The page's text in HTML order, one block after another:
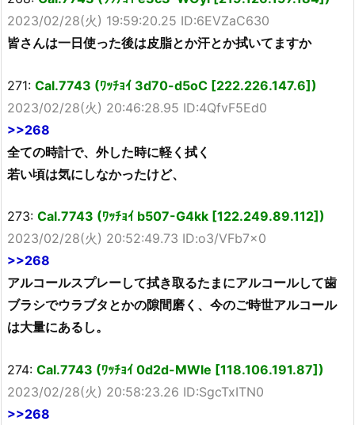
2023/02/28(火) 19:59:20.25 ID:6EVZaC630
皆さんは一日使った後は皮脂とか汗とか拭いてますか
271: Cal.7743 (ﾜｯﾁｮｲ 3d70-d5oC [222.226.147.6])
2023/02/28(火) 20:46:28.95 ID:4QfvF5Ed0
>>268
全ての時計で、外した時に軽く拭く
若い頃は気にしなかったけど、
273: Cal.7743 (ﾜｯﾁｮｲ b507-G4kk [122.249.89.112])
2023/02/28(火) 20:52:49.73 ID:o3/VFb7x0
>>268
アルコールスプレーして拭き取るたまにアルコールして歯
ブラシでウラブタとかの隙間磨く、今のご時世アルコール
は大量にあるし。
274: Cal.7743 (ﾜｯﾁｮｲ 0d2d-MWle [118.106.191.87])
2023/02/28(火) 20:58:23.26 ID:SgcTxITN0
>>268